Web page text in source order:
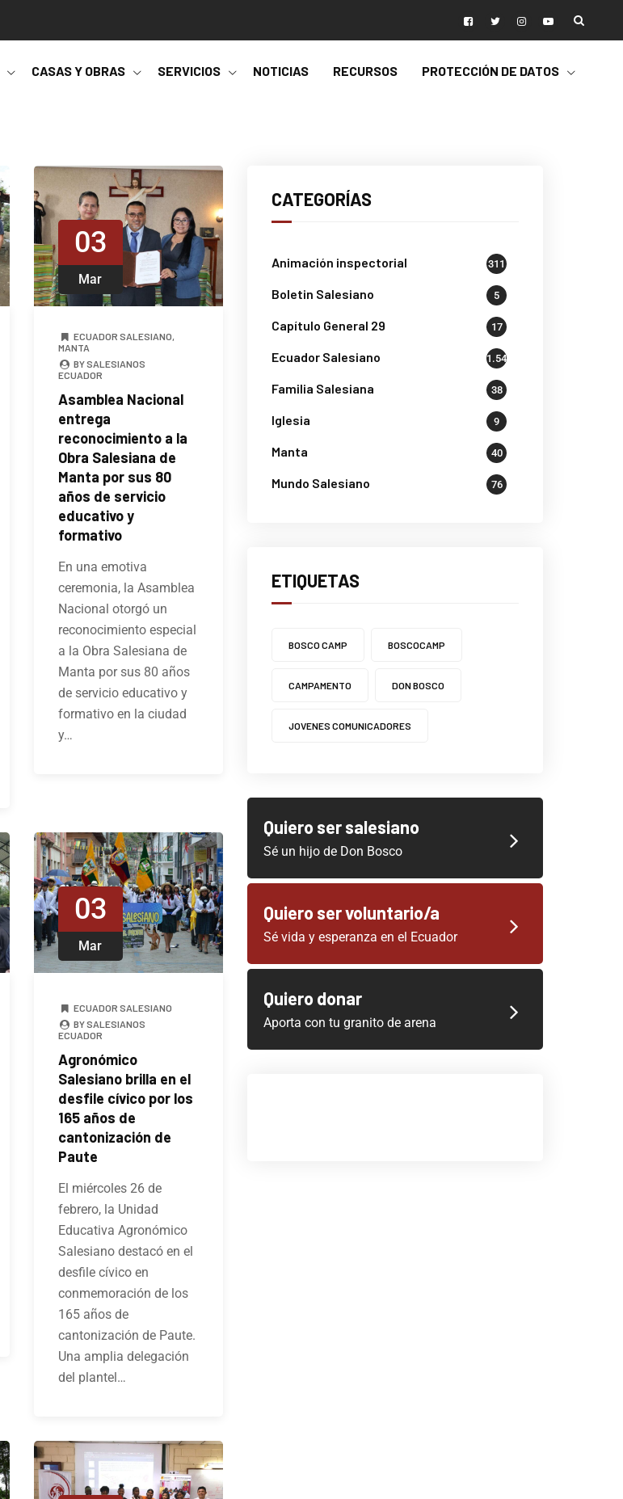
CASAS Y OBRAS SERVICIOS NOTICIAS RECURSOS PROTECCIÓN DE DATOS
03
Mar
ECUADOR SALESIANO,
MANTA
BY SALESIANOS
ECUADOR
Asamblea Nacional
entrega
reconocimiento a la
Obra Salesiana de
Manta por sus 80
años de servicio
educativo y
formativo
En una emotiva
ceremonia, la Asamblea
Nacional otorgó un
reconocimiento especial
a la Obra Salesiana de
Manta por sus 80 años
de servicio educativo y
formativo en la ciudad
y…
03
Mar
ECUADOR SALESIANO
BY SALESIANOS
ECUADOR
Agronómico
Salesiano brilla en el
desfile cívico por los
165 años de
cantonización de
Paute
El miércoles 26 de
febrero, la Unidad
Educativa Agronómico
Salesiano destacó en el
desfile cívico en
conmemoración de los
165 años de
cantonización de Paute.
Una amplia delegación
del plantel…
CATEGORÍAS
Animación inspectorial 311
Boletin Salesiano 5
Capítulo General 29 17
Ecuador Salesiano 1.541
Familia Salesiana 38
Iglesia 9
Manta 40
Mundo Salesiano 76
ETIQUETAS
BOSCO CAMP BOSCOCAMP
CAMPAMENTO DON BOSCO
JOVENES COMUNICADORES
Quiero ser salesiano
Sé un hijo de Don Bosco
Quiero ser voluntario/a
Sé vida y esperanza en el Ecuador
Quiero donar
Aporta con tu granito de arena